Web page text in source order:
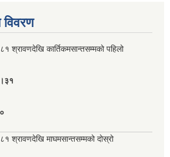
श्रावणदेखि कार्तिकमसान्तसम्मको पहिलो
श्रावणदेखि माघमसान्तसम्मको दोस्रो